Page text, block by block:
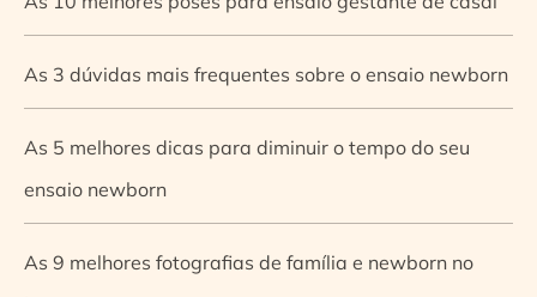
As 3 dúvidas mais frequentes sobre o ensaio newborn
As 5 melhores dicas para diminuir o tempo do seu
ensaio newborn
As 9 melhores fotografias de família e newborn no